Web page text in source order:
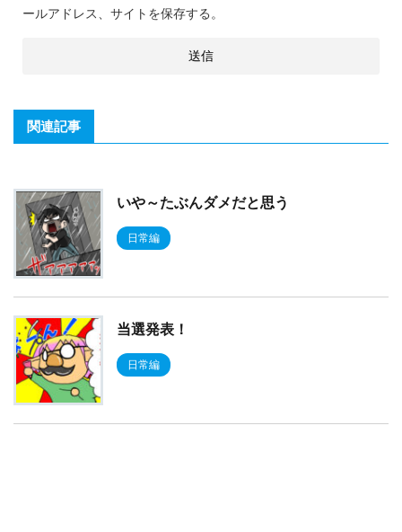
ールアドレス、サイトを保存する。
関連記事
いや～たぶんダメだと思う
日常編
当選発表！
日常編